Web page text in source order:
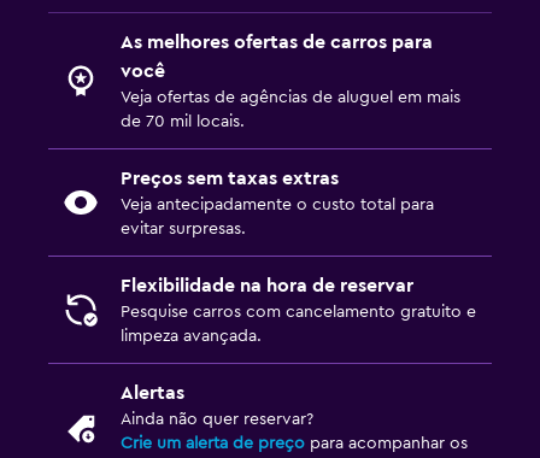
As melhores ofertas de carros para
você
Veja ofertas de agências de aluguel em mais
de 70 mil locais.
Preços sem taxas extras
Veja antecipadamente o custo total para
evitar surpresas.
Flexibilidade na hora de reservar
Pesquise carros com cancelamento gratuito e
limpeza avançada.
Alertas
Ainda não quer reservar?
Crie um alerta de preço para acompanhar os